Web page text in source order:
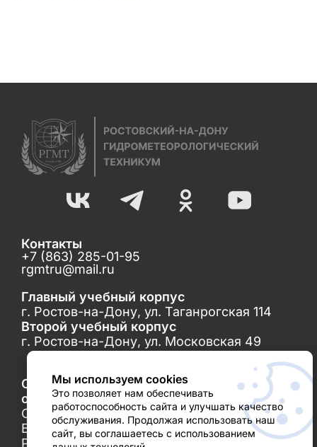
Контакты
+7 (863) 285-01-95
rgmtru@mail.ru
Главный учебный корпус
г. Ростов-на-Дону, ул. Таганрогская 114
Второй учебный корпус
г. Ростов-на-Дону, ул. Московская 49
Сведения об образовательной
организации
Официальные документы
Банковские реквизиты
Руководство техникума
Мы используем cookies
Это позволяет нам обеспечивать
работоспособность сайта и улучшать качество
обслуживания. Продолжая использовать наш
сайт, вы соглашаетесь с использованием